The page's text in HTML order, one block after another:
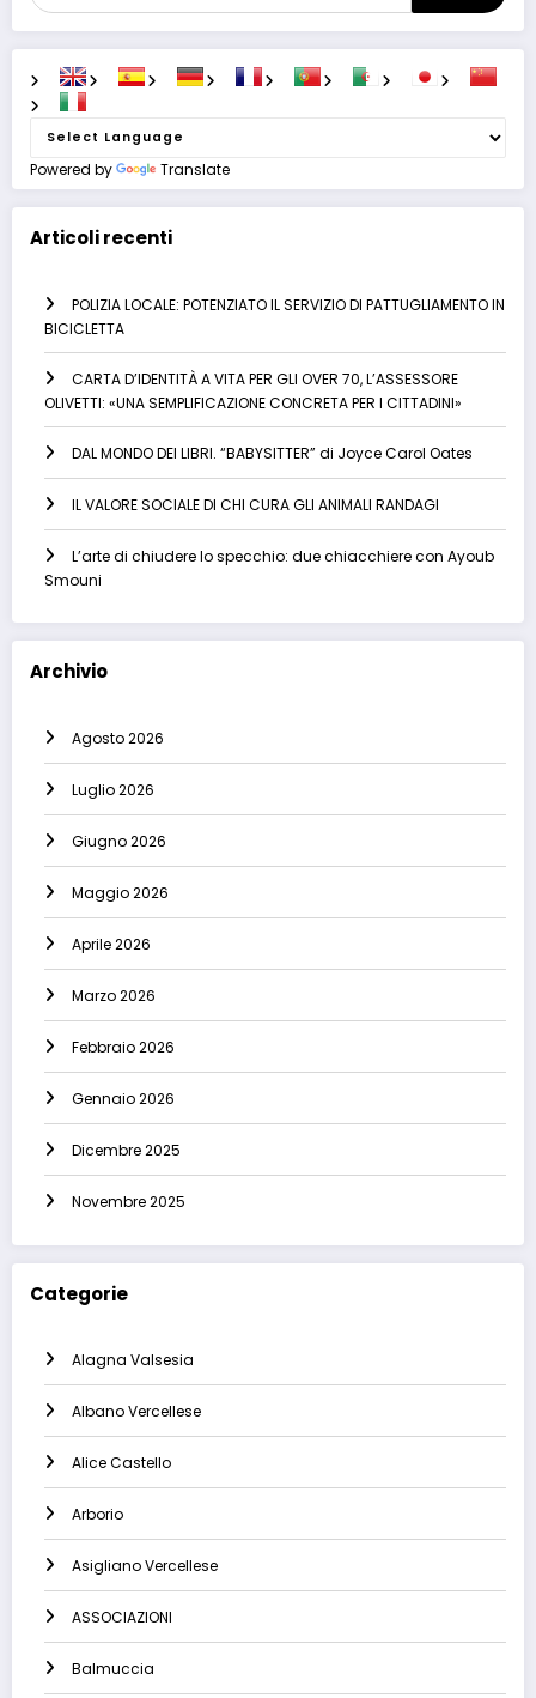
Powered by Translate
Articoli recenti
POLIZIA LOCALE: POTENZIATO IL SERVIZIO DI PATTUGLIAMENTO IN
BICICLETTA
CARTA D’IDENTITÀ A VITA PER GLI OVER 70, L’ASSESSORE
OLIVETTI: «UNA SEMPLIFICAZIONE CONCRETA PER I CITTADINI»
DAL MONDO DEI LIBRI. “BABYSITTER” di Joyce Carol Oates
IL VALORE SOCIALE DI CHI CURA GLI ANIMALI RANDAGI
L’arte di chiudere lo specchio: due chiacchiere con Ayoub
Smouni
Archivio
Agosto 2026
Luglio 2026
Giugno 2026
Maggio 2026
Aprile 2026
Marzo 2026
Febbraio 2026
Gennaio 2026
Dicembre 2025
Novembre 2025
Categorie
Alagna Valsesia
Albano Vercellese
Alice Castello
Arborio
Asigliano Vercellese
ASSOCIAZIONI
Balmuccia